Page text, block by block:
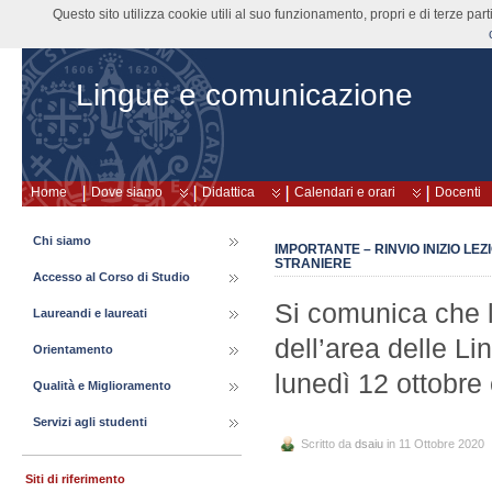
Lingue e comunicazione
Home Dove siamo Didattica Calendari e orari Docenti
IMPORTANTE – RINVIO INIZIO
STRANIERE
Si comunica che
dell’area delle
lunedì 12
Scritto da dsaiu in 11 Ottobre 2020
Chi siamo
Accesso al Corso di Studio
Laureandi e laureati
Orientamento
Qualità e Miglioramento
Servizi agli studenti
Siti di riferimento
Questo sito utilizza cookie utili al suo funzionamento, propri e di terze